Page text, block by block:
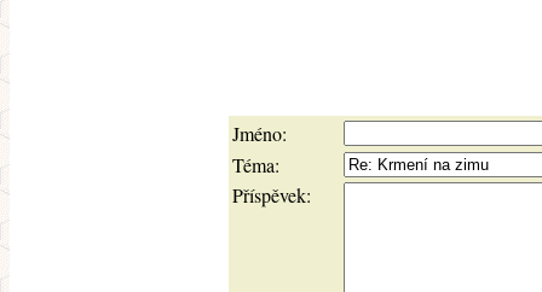
Jméno:
Téma:
Příspěvek: